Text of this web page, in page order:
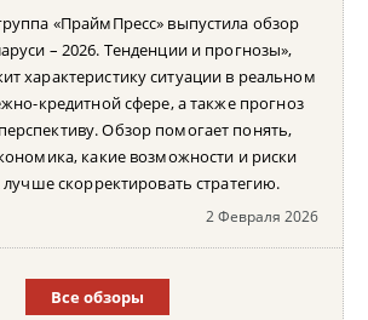
«ПраймПресс» выпустила обзор
– 2026. Тенденции и прогнозы»,
характеристику ситуации в реальном
кредитной сфере, а также прогноз
Обзор помогает понять,
какие возможности и риски
лучше скорректировать стратегию.
2 Февраля 2026
Все обзоры